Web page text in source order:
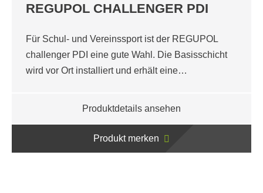
REGUPOL CHALLENGER PDI
Für Schul- und Vereinssport ist der REGUPOL
challenger PDI eine gute Wahl. Die Basisschicht
wird vor Ort installiert und erhält eine…
Produktdetails ansehen
Produkt merken